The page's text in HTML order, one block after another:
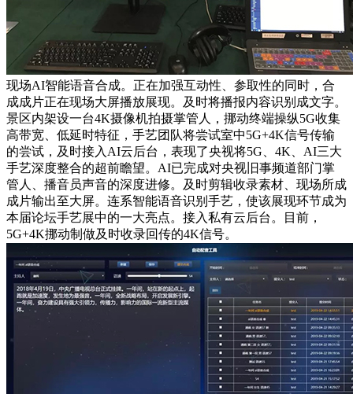
现场AI智能语音合成。正在加强互动性、参取性的同时，合
成成片正在现场大屏播放展现。及时将播报内容识别成文字。
景区内架设一台4K摄像机拍摄掌管人，挪动终端操纵5G收集
高带宽、低延时特征，手艺团队将尝试室中5G+4K信号传输
的尝试，及时接入AI云后台，表现了央视将5G、4K、AI三大
手艺深度整合的超前瞻望。AI已完成对央视旧事频道部门掌
管人、播音员声音的深度进修。及时剪辑收录素材、现场所成
成片输出至大屏。连系智能语音识别手艺，使该展现环节成为
本届论坛手艺展中的一大亮点。接入私有云后台。目前，
5G+4K挪动制做及时收录回传的4K信号。